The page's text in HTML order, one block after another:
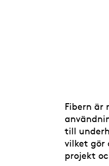
Fibern är
till
vilket gör
projekt